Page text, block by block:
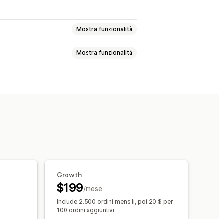
Mostra funzionalità
Mostra funzionalità
Growth
$199/mese
Include 2.500 ordini mensili, poi 20 $ per
100 ordini aggiuntivi